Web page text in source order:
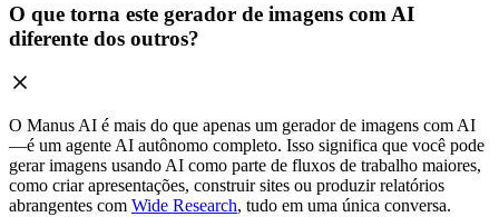
O que torna este gerador de imagens com AI
diferente dos outros?
O Manus AI é mais do que apenas um gerador de imagens com AI
—é um agente AI autônomo completo. Isso significa que você pode
gerar imagens usando AI como parte de fluxos de trabalho maiores,
como criar apresentações, construir sites ou produzir relatórios
abrangentes com Wide Research, tudo em uma única conversa.